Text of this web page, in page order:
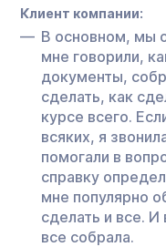
Клиент компании:
В основном, мы
мне говорили,
документы,
сделать, как
курсе всего.
всяких, я
помогали в
справку
мне популярно
сделать и все.
все собрала.